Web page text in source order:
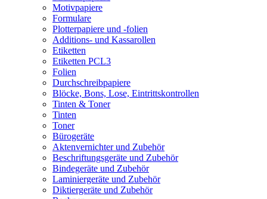
Motivpapiere
Formulare
Plotterpapiere und -folien
Additions- und Kassarollen
Etiketten
Etiketten PCL3
Folien
Durchschreibpapiere
Blöcke, Bons, Lose, Eintrittskontrollen
Tinten & Toner
Tinten
Toner
Bürogeräte
Aktenvernichter und Zubehör
Beschriftungsgeräte und Zubehör
Bindegeräte und Zubehör
Laminiergeräte und Zubehör
Diktiergeräte und Zubehör